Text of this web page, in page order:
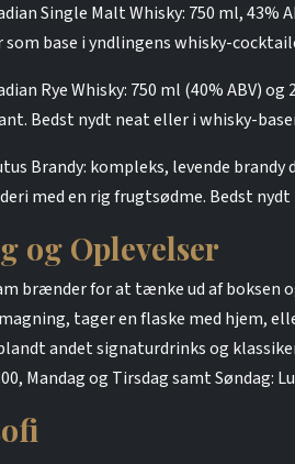
Single Malt Whisky: 750 ml,
som base i yndlingens whisky-
Rye Whisky: 750 ml (40% ABV)
Bedst nydt neat eller i whisky-
Brandy: kompleks, levende
med en rig frugtsødme. Bedst nydt
og Oplevelser
brænder for at tænke ud af boksen
tager en flaske med hjem,
andet signaturdrinks og
Mandag og Tirsdag samt Søndag: